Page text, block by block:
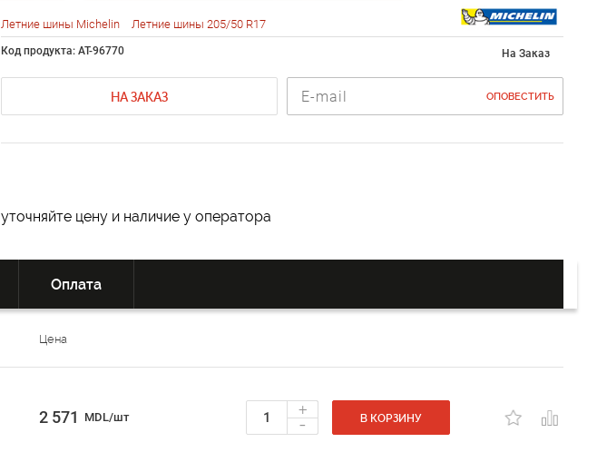
Летние шины Michelin Летние шины 205/50 R17
Код продукта: AT-96770 На Заказ
НА ЗАКАЗ ОПОВЕСТИТЬ
уточняйте цену и наличие у оператора
Оплата
Цена
2 571 MDL/шт +
- В КОРЗИНУ